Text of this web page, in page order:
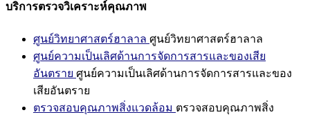
บริการตรวจวิเคราะห์คุณภาพ
ศูนย์วิทยาศาสตร์ฮาลาล ศูนย์วิทยาศาสตร์ฮาลาล
ศูนย์ความเป็นเลิศด้านการจัดการสารและของเสีย
อันตราย ศูนย์ความเป็นเลิศด้านการจัดการสารและของ
เสียอันตราย
ตรวจสอบคุณภาพสิ่งแวดล้อม ตรวจสอบคุณภาพสิ่ง